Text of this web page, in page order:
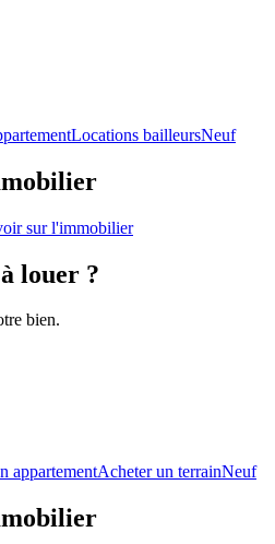
Locations bailleursNeuf
sur l'immobilier
louer ?
bien.
appartementAcheter un terrainNeuf